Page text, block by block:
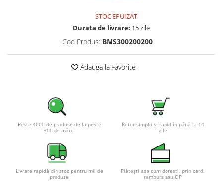
STOC EPUIZAT
Durata de livrare: 15 zile
Cod Produs: BMS300200200
Adauga la Favorite
Peste 4000 de produse de la peste
300 de mărci
Retur simplu și rapid în până la 14
zile
Livrare rapidă din stoc pentru mii de
produse
Plătești așa cum dorești, prin card,
ramburs sau OP